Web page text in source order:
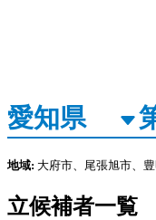
地域: 大府市、尾張旭市、
立候補者一覧